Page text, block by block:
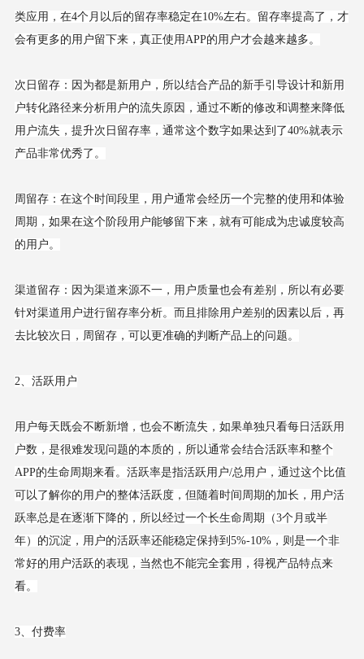
类应用，在4个月以后的留存率稳定在10%左右。留存率提高了，才
会有更多的用户留下来，真正使用APP的用户才会越来越多。
次日留存：因为都是新用户，所以结合产品的新手引导设计和新用
户转化路径来分析用户的流失原因，通过不断的修改和调整来降低
用户流失，提升次日留存率，通常这个数字如果达到了40%就表示
产品非常优秀了。
周留存：在这个时间段里，用户通常会经历一个完整的使用和体验
周期，如果在这个阶段用户能够留下来，就有可能成为忠诚度较高
的用户。
渠道留存：因为渠道来源不一，用户质量也会有差别，所以有必要
针对渠道用户进行留存率分析。而且排除用户差别的因素以后，再
去比较次日，周留存，可以更准确的判断产品上的问题。
2、活跃用户
用户每天既会不断新增，也会不断流失，如果单独只看每日活跃用
户数，是很难发现问题的本质的，所以通常会结合活跃率和整个
APP的生命周期来看。活跃率是指活跃用户/总用户，通过这个比值
可以了解你的用户的整体活跃度，但随着时间周期的加长，用户活
跃率总是在逐渐下降的，所以经过一个长生命周期（3个月或半
年）的沉淀，用户的活跃率还能稳定保持到5%-10%，则是一个非
常好的用户活跃的表现，当然也不能完全套用，得视产品特点来
看。
3、付费率